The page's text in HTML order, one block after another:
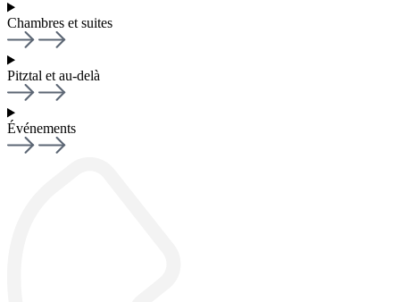
Chambres et suites
Pitztal et au-delà
Événements